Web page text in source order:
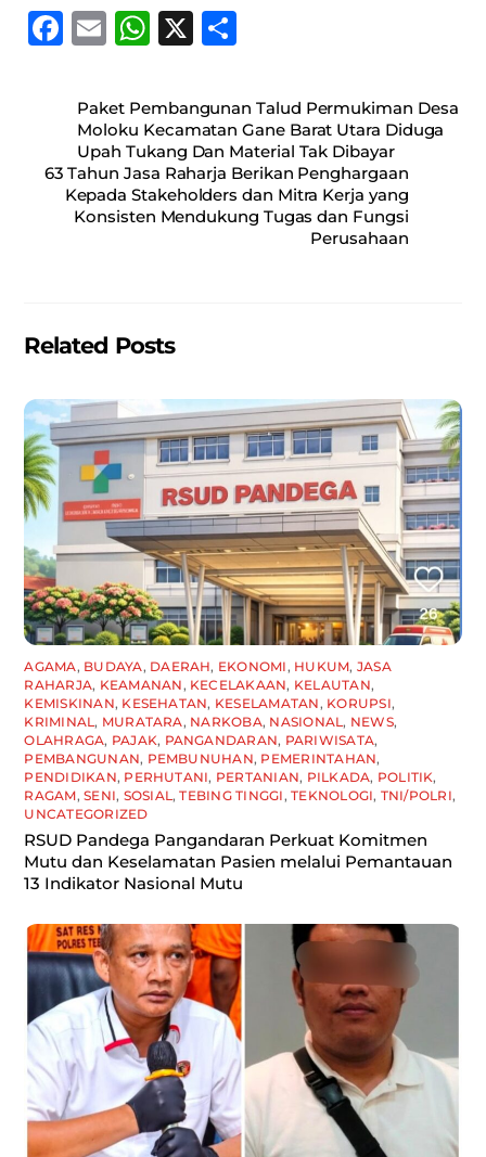
F
c
e
b
o
o
E
ai
l
W
at
s
A
p
p
X
ar
e
Paket Pembangunan Talud Permukiman Desa
Moloku Kecamatan Gane Barat Utara Diduga
Upah Tukang Dan Material Tak Dibayar
63 Tahun Jasa Raharja Berikan Penghargaan
Kepada Stakeholders dan Mitra Kerja yang
Konsisten Mendukung Tugas dan Fungsi
Perusahaan
Related Posts
AGAMA, BUDAYA, DAERAH, EKONOMI , HUKUM, JASA
RAHARJA, KEAMANAN , KECELAKAAN, KELAUTAN,
KEMISKINAN, KESEHATAN, KESELAMATAN , KORUPSI,
KRIMINAL , MURATARA, NARKOBA, NASIONAL , NEWS,
OLAHRAGA, PAJAK, PANGANDARAN, PARIWISATA,
PEMBANGUNAN, PEMBUNUHAN, PEMERINTAHAN,
PENDIDIKAN, PERHUTANI, PERTANIAN, PILKADA, POLITIK,
RAGAM,SENI, SOSIAL ,TEBING TINGGI ,TEKNOLOGI, TNI/POLRI,
UNCATEGORIZED
RSUD Pandega Pangandaran Perkuat Komitmen
Mutu dan Keselamatan Pasien melalui Pemantauan
13 Indikator Nasional Mutu